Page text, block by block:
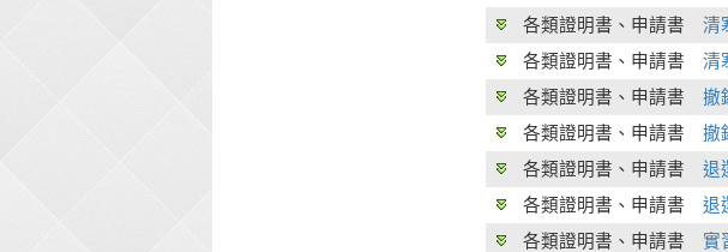
各類證明書、申請書
清
各類證明書、申請書
清
各類證明書、申請書
撤
各類證明書、申請書
撤
各類證明書、申請書
退
各類證明書、申請書
退
各類證明書、申請書
實